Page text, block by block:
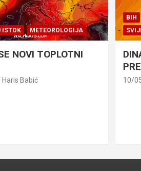
ISTOK METEOROLOGIJA
NOVI TOPLOTNI
Haris Babić
BIH
10/